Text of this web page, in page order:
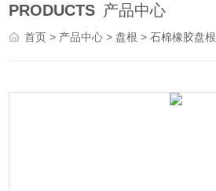
PRODUCTS 产品中心
首页 > 产品中心 > 盘根 >石棉橡胶盘根